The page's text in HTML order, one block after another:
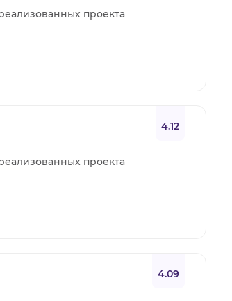
проекта
4.12
проекта
4.09